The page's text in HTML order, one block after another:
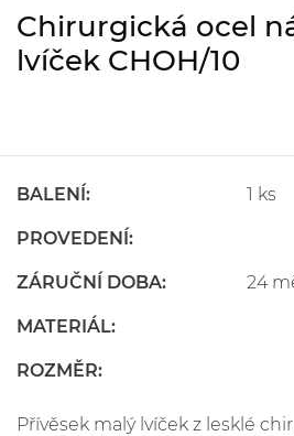
Chirurgická ocel
lvíček CHOH/10
BALENÍ: 1 ks
PROVEDENÍ:
ZÁRUČNÍ DOBA: 24
MATERIÁL:
ROZMĚR:
Přívěsek malý lvíček z lesklé